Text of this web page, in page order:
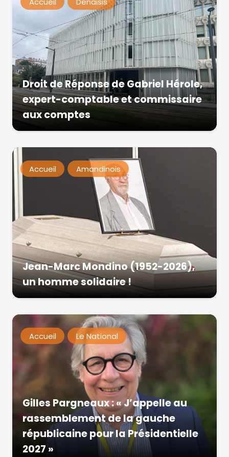
Droit de Réponse de Gabriel Hérole,
expert-comptable et commissaire
aux comptes
Accueil Amandinois
Jean-Marc Mondino (1952-2026),
un homme solidaire !
Accueil Le National
Gilles Pargneaux : « J’appelle au
rassemblement de la gauche
républicaine pour la Présidentielle
2027 »